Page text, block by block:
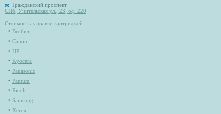
Гражданский проспект
СПб, Учительская ул., 23, оф. 220
Стоимость заправки картриджей
Brother
Canon
HP
Kyocera
Panasonic
Pantum
Ricoh
Samsung
Xerox